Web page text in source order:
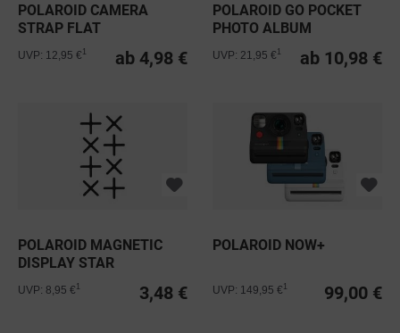
POLAROID CAMERA
STRAP FLAT
ab 4,98 €
UVP: 12,95 € 1
POLAROID GO POCKET
PHOTO ALBUM
ab 10,98 €
UVP: 21,95 € 1
POLAROID MAGNETIC
DISPLAY STAR
3,48 €
UVP: 8,95 € 1
POLAROID NOW+
99,00 €
UVP: 149,95 € 1